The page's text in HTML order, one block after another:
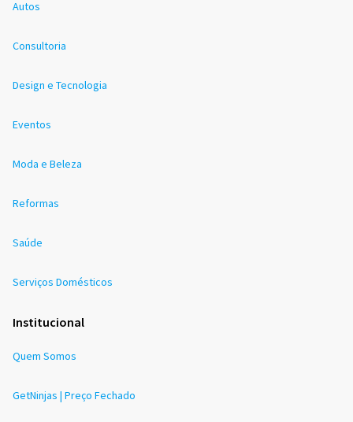
Autos
Consultoria
Design e Tecnologia
Eventos
Moda e Beleza
Reformas
Saúde
Serviços Domésticos
Institucional
Quem Somos
GetNinjas | Preço Fechado